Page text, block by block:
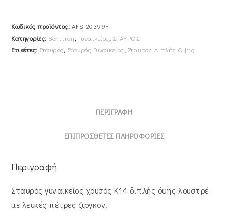
ποσότητα
Κωδικός προϊόντος: AFS-20399Y
Κατηγορίες: Βάπτιση, Γυναικείος, ΣΤΑΥΡΟΣ
Ετικέτες: Σταυρός, Σταυρός Γυναικείος, Σταυρός Διπλής Όψης
ΠΕΡΙΓΡΑΦΉ
ΕΠΙΠΡΌΣΘΕΤΕΣ ΠΛΗΡΟΦΟΡΊΕΣ
Περιγραφή
Σταυρός γυναικείος χρυσός Κ14 διπλής όψης λουστρέ
με λευκές πέτρες ζιργκον.